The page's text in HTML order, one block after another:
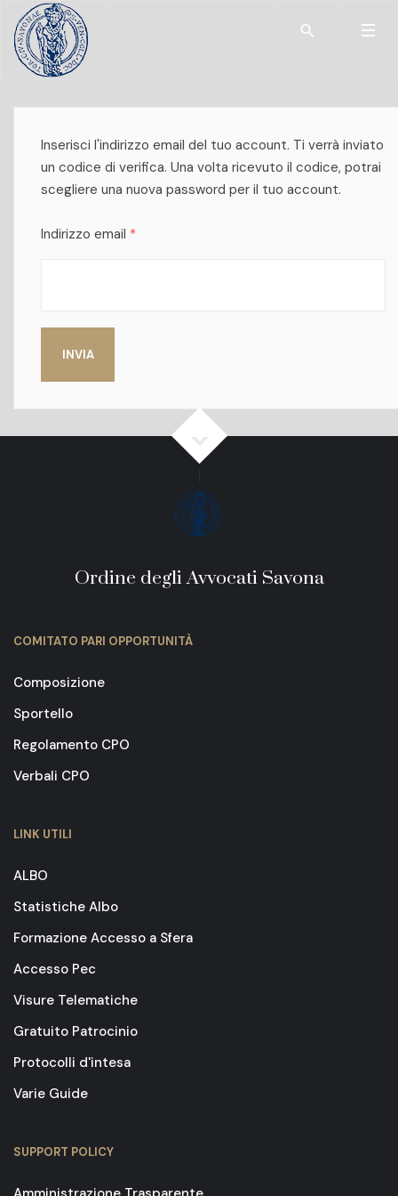
Inserisci l'indirizzo email del tuo account. Ti verrà inviato
un codice di verifica. Una volta ricevuto il codice, potrai
scegliere una nuova password per il tuo account.
Indirizzo email *
INVIA
Ordine degli Avvocati Savona
COMITATO PARI OPPORTUNITÀ
Composizione
Sportello
Regolamento CPO
Verbali CPO
LINK UTILI
ALBO
Statistiche Albo
Formazione Accesso a Sfera
Accesso Pec
Visure Telematiche
Gratuito Patrocinio
Protocolli d'intesa
Varie Guide
SUPPORT POLICY